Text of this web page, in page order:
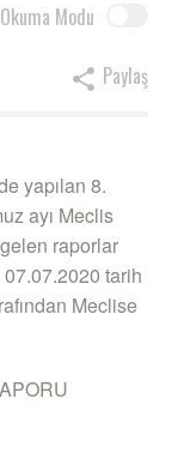
Okuma Modu
Paylaş
yapılan 8.
ayı Meclis
raporlar
tarih
Meclise